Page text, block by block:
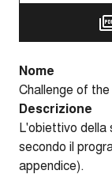
Nome
Challenge of
Descrizione
L'obiettivo della
secondo il
appendice).